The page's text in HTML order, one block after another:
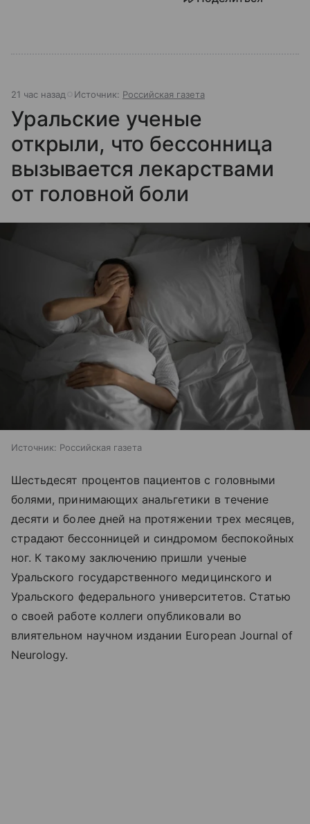
21 час назад Источник: Российская газета
Уральские ученые
открыли, что бессонница
вызывается лекарствами
от головной боли
Источник: Российская газета
Шестьдесят процентов пациентов с головными
болями, принимающих анальгетики в течение
десяти и более дней на протяжении трех месяцев,
страдают бессонницей и синдромом беспокойных
ног. К такому заключению пришли ученые
Уральского государственного медицинского и
Уральского федерального университетов. Статью
о своей работе коллеги опубликовали во
влиятельном научном издании European Journal of
Neurology.